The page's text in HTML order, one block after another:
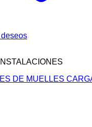
DE MUELLES